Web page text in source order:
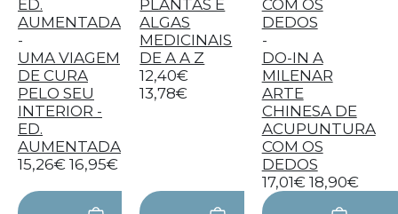
-
UMA VIAGEM
DE CURA
PELO SEU
INTERIOR -
ED.
AUMENTADA
15,26€ 16,95€
PLANTAS E
ALGAS
MEDICINAIS
DE A A Z
12,40€
13,78€
-
DO-IN A
MILENAR
ARTE
CHINESA DE
ACUPUNTURA
COM OS
DEDOS
17,01€ 18,90€